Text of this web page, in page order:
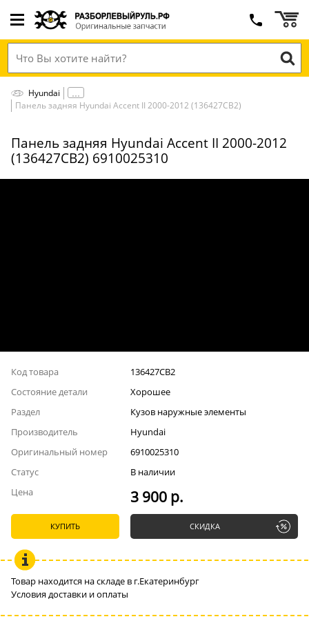
Hyundai
Панель задняя Hyundai Accent II 2000-2012 (136427СВ2)
Панель задняя Hyundai Accent II 2000-2012
(136427СВ2) 6910025310
Код товара
136427СВ2
Состояние детали
Хорошее
Раздел
Кузов наружные элементы
Производитель
Hyundai
Оригинальный номер
6910025310
Статус
В наличии
Цена
3 900 р.
КУПИТЬ СКИДКА
Товар находится на складе в г.Екатеринбург
Условия доставки и оплаты